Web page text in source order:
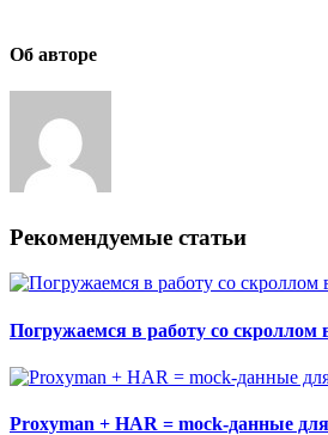
Об авторе
Рекомендуемые статьи
Погружаемся в работу со скроллом
Proxyman + HAR = mock-данные для